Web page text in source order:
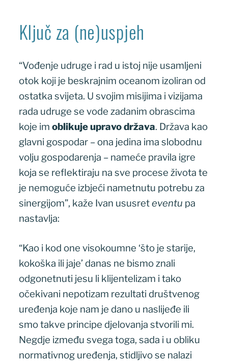
Ključ za (ne)uspjeh
“Vođenje udruge i rad u istoj nije usamljeni
otok koji je beskrajnim oceanom izoliran od
ostatka svijeta. U svojim misijima i vizijama
rada udruge se vode zadanim obrascima
koje imoblikuje upravo država. Država kao
glavni gospodar – ona jedina ima slobodnu
volju gospodarenja – nameće pravila igre
koja se reflektiraju na sve procese života te
je nemoguće izbjeći nametnutu potrebu za
sinergijom”, kaže Ivan ususreteventu pa
nastavlja:
“Kao i kod one visokoumne ‘što je starije,
kokoška ili jaje’ danas ne bismo znali
odgonetnuti jesu li klijentelizam i tako
očekivani nepotizam rezultati društvenog
uređenja koje nam je dano u naslijeđe ili
smo takve principe djelovanja stvorili mi.
Negdje između svega toga, sada i u obliku
normativnog uređenja, stidljivo se nalazi